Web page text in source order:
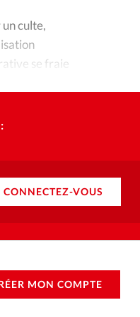
d'adresse
culte,
se fraie
CONNECTEZ-VOUS
MON COMPTE